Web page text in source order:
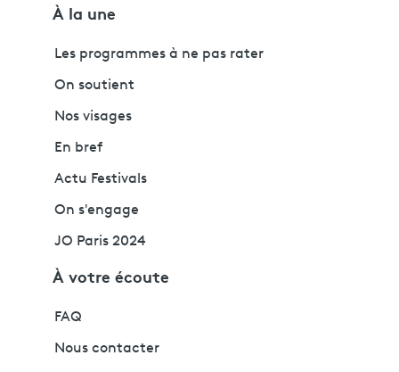
À la une
Les programmes à ne pas rater
On soutient
Nos visages
En bref
Actu Festivals
On s'engage
JO Paris 2024
À votre écoute
FAQ
Nous contacter